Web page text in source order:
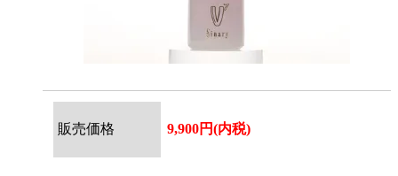
販売価格 9,900円(内税)